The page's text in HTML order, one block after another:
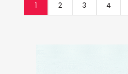
1 2 3 4